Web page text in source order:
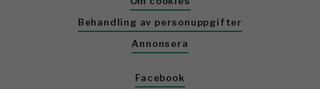
Behandling av personuppgifter
Annonsera
Facebook